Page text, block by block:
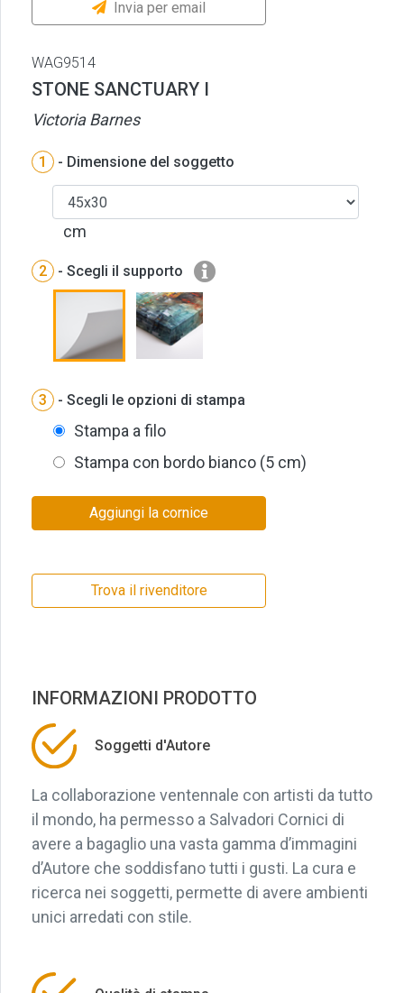
Invia per email
WAG9514
STONE SANCTUARY I
Victoria Barnes
1 - Dimensione del soggetto
cm
2 - Scegli il supporto
3 - Scegli le opzioni di stampa
Stampa a filo
Stampa con bordo bianco (5 cm)
Aggiungi la cornice
Trova il rivenditore
INFORMAZIONI PRODOTTO
Soggetti d'Autore
La collaborazione ventennale con artisti da tutto
il mondo, ha permesso a Salvadori Cornici di
avere a bagaglio una vasta gamma d’immagini
d’Autore che soddisfano tutti i gusti. La cura e
ricerca nei soggetti, permette di avere ambienti
unici arredati con stile.